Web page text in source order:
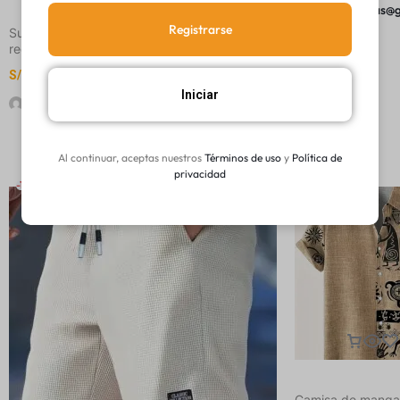
Sudadera con estampado de marinero, cuello
redondo y manga larga casual para mujer
S/ 36.07
-15%
Registrarse
Iniciar
Al continuar, aceptas nuestros Términos de uso y Política de
privacidad